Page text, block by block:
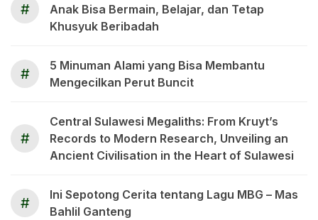
#
Anak Bisa Bermain, Belajar, dan Tetap
Khusyuk Beribadah
#
5 Minuman Alami yang Bisa Membantu
Mengecilkan Perut Buncit
#
Central Sulawesi Megaliths: From Kruyt’s
Records to Modern Research, Unveiling an
Ancient Civilisation in the Heart of Sulawesi
#
Ini Sepotong Cerita tentang Lagu MBG – Mas
Bahlil Ganteng